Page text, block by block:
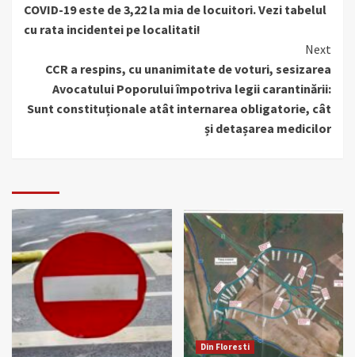
COVID-19 este de 3,22 la mia de locuitori. Vezi tabelul
cu rata incidentei pe localitati!
Next
CCR a respins, cu unanimitate de voturi, sesizarea
Avocatului Poporului împotriva legii carantinării:
Sunt constituționale atât internarea obligatorie, cât
și detașarea medicilor
Din Floresti